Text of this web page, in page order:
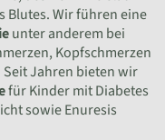
Blutes. Wir führen eine
unter anderem bei
Kopfschmerzen
Jahren bieten wir
für Kinder mit Diabetes
sowie Enuresis